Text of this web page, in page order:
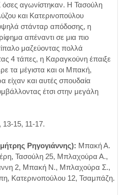
όσες αγωνίστηκαν. Η Τασούλη
και Κατερινοπούλου
στάνταρ απόδοσης, η
απέναντι σε μια πιο
μαζεύοντας πολλά
4 τάπες, η Καραγκούνη έπαιξε
τα μέγιστα και οι Μπακή,
και αυτές σπουδαία
έτσι στην μεγάλη
13-15, 11-17.
Ρηγογιάννης): Μπακή Α.
Τασούλη 25, Μπλαχούρα Α.,
2, Μπακή Ν., Μπλαχούρα Σ.,
Κατερινοπούλου 12, Τσαμπάζη.